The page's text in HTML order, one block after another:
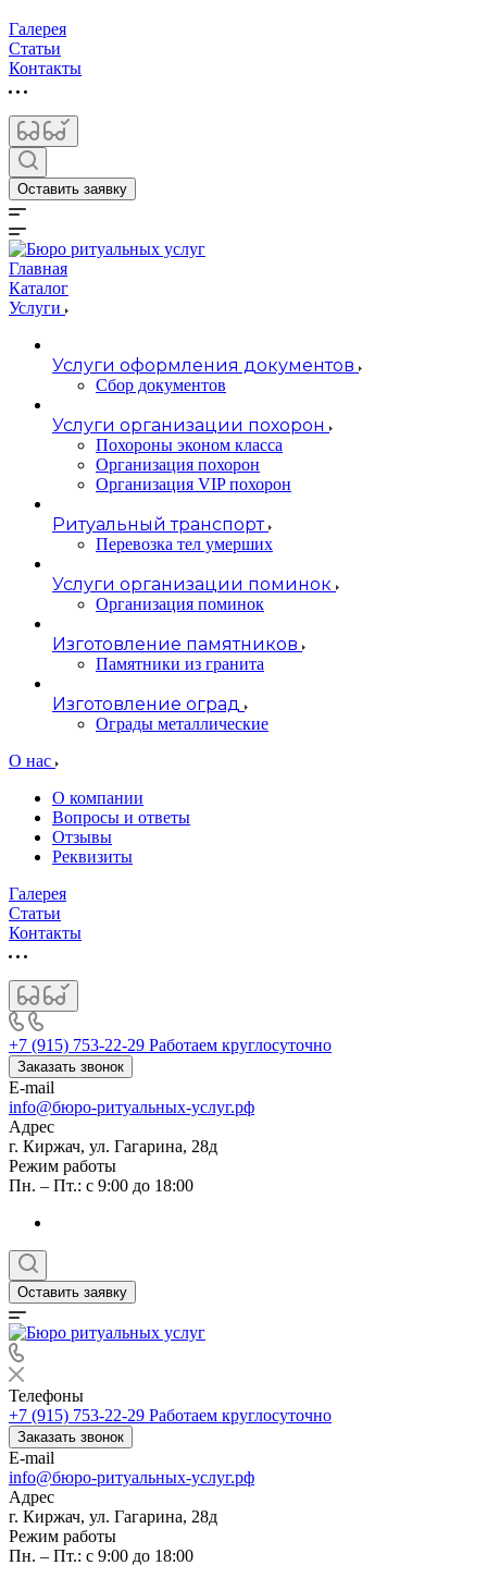
Галерея
Статьи
Контакты
Оставить заявку
Главная
Каталог
Услуги
Услуги оформления документов
Сбор документов
Услуги организации похорон
Похороны эконом класса
Организация похорон
Организация VIP похорон
Ритуальный транспорт
Перевозка тел умерших
Услуги организации поминок
Организация поминок
Изготовление памятников
Памятники из гранита
Изготовление оград
Ограды металлические
О нас
О компании
Вопросы и ответы
Отзывы
Реквизиты
Галерея
Статьи
Контакты
+7 (915) 753-22-29 Работаем круглосуточно
Заказать звонок
E-mail
info@бюро-ритуальных-услуг.рф
Адрес
г. Киржач, ул. Гагарина, 28д
Режим работы
Пн. – Пт.: с 9:00 до 18:00
Оставить заявку
Телефоны
+7 (915) 753-22-29 Работаем круглосуточно
Заказать звонок
E-mail
info@бюро-ритуальных-услуг.рф
Адрес
г. Киржач, ул. Гагарина, 28д
Режим работы
Пн. – Пт.: с 9:00 до 18:00